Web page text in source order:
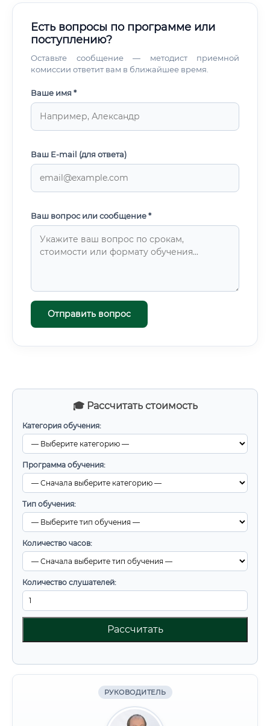
🎓 Рассчитать стоимость
Категория обучения:
Программа обучения:
Тип обучения:
Количество часов:
Количество слушателей:
Рассчитать
РУКОВОДИТЕЛЬ
Есть вопросы по программе или
поступлению?
Оставьте сообщение — методист приемной
комиссии ответит вам в ближайшее время.
Ваше имя *
Ваш E-mail (для ответа)
Ваш вопрос или сообщение *
Отправить вопрос